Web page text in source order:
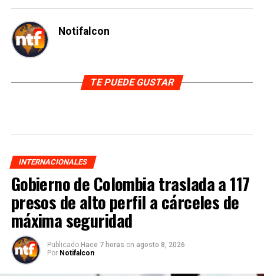
Notifalcon
TE PUEDE GUSTAR
INTERNACIONALES
Gobierno de Colombia traslada a 117
presos de alto perfil a cárceles de
máxima seguridad
Publicado Hace 7 horas on agosto 8, 2026
Por Notifalcon